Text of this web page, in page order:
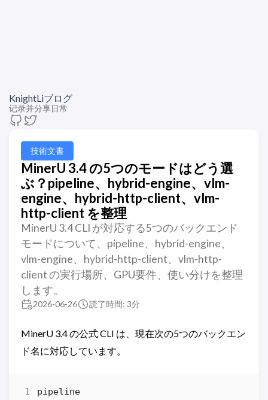
KnightLiブログ
记录并分享日常
技術文書
MinerU 3.4 の5つのモードはどう選
ぶ？pipeline、hybrid-engine、vlm-
engine、hybrid-http-client、vlm-
http-client を整理
MinerU 3.4 CLI が対応する5つのバックエンド
モードについて、pipeline、hybrid-engine、
vlm-engine、hybrid-http-client、vlm-http-
client の実行場所、GPU要件、使い分けを整理
します。
2026-06-26 読了時間: 3分
MinerU 3.4 の公式 CLI は、現在次の5つのバックエン
ド名に対応しています。